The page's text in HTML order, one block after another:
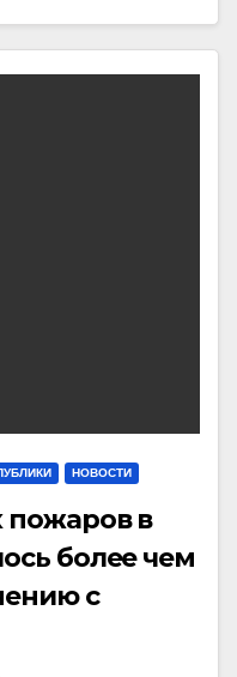
НОВОСТИ
пожаров в
более чем
с